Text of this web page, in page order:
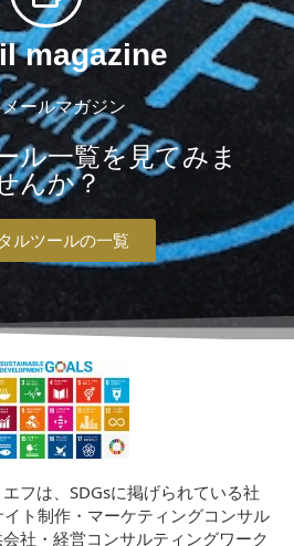
magazine
ールマガジン
ル一覧を見てみま
んか？
ルツールの一覧
フは、SDGsに掲げられている社
ト制作・マーケティングコンサル
社・経営コンサルティングワーク